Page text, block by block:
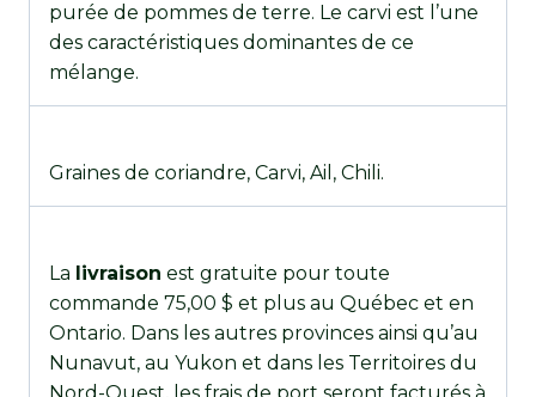
purée de pommes de terre. Le carvi est l’une
des caractéristiques dominantes de ce
mélange.
Graines de coriandre, Carvi, Ail, Chili.
La livraison est gratuite pour toute
commande 75,00 $ et plus au Québec et en
Ontario. Dans les autres provinces ainsi qu’au
Nunavut, au Yukon et dans les Territoires du